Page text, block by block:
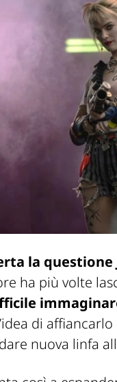
la questione
ha più volte
di
nuova linfa